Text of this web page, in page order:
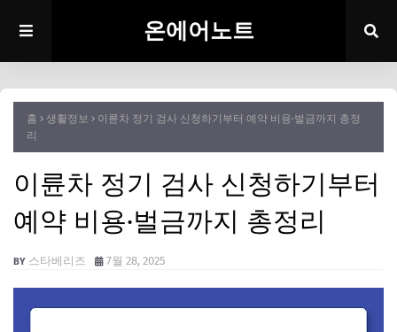
온에어노트
홈 생활정보
이륜차 정기 검사 신청하기부터 예약 비용·벌금까지 총정
리
이륜차 정기 검사 신청하기부터
예약 비용·벌금까지 총정리
스타베리즈 7월 28, 2025